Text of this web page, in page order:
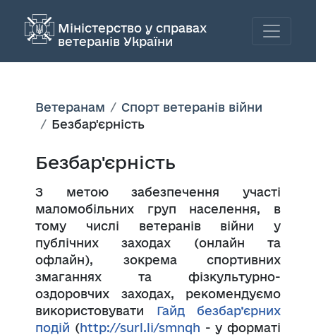
Міністерство у справах
ветеранів України
Ветеранам
Спорт ветеранів війни
Безбар'єрність
Безбар'єрність
З метою забезпечення участі
маломобільних груп населення, в
тому числі ветеранів війни у
публічних заходах (онлайн та
офлайн), зокрема спортивних
змаганнях та фізкультурно-
оздоровчих заходах, рекомендуємо
використовувати Гайд безбар’єрних
подій (http://surl.li/smnqh - у форматі